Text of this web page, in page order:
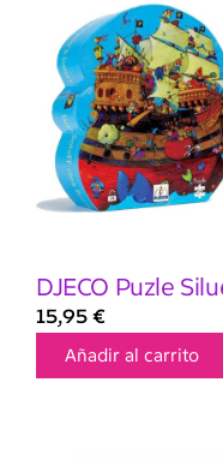
DJECO Puzle
15,95 €
Añadir al carrito